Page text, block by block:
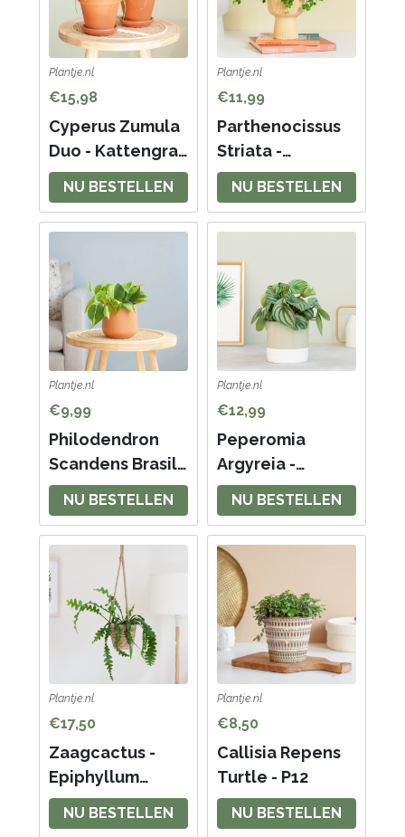
Plantje.nl
€15,98
Cyperus Zumula
Duo - Kattengras
- P12
NU BESTELLEN
Plantje.nl
€11,99
Parthenocissus
Striata -
Suikerdruifje -
P12
NU BESTELLEN
Plantje.nl
€9,99
Philodendron
Scandens Brasil -
P12
NU BESTELLEN
Plantje.nl
€12,99
Peperomia
Argyreia -
Watermeloenpla
nt - P12
NU BESTELLEN
Plantje.nl
€17,50
Zaagcactus -
Epiphyllum
Anguliger - P14
NU BESTELLEN
Plantje.nl
€8,50
Callisia Repens
Turtle - P12
NU BESTELLEN